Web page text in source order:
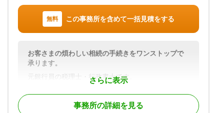
組んでおります。
対応地域
町
対応業務
遺言書 / 遺産分割 / 相続財産調査 / 相続手続き / 銀行
手続き / 戸籍収集 / 相続人調査
電話相談可 / 訪問可 / 土日相談可 / 初回相談無料 / 18
無料 この事務所を含めて一括見積をする
さらに表示
お客さまの煩わしい相続の手続きをワンストップで
承ります。
元銀行員の税理士・行政書士です。
相続の手続きが終了するまで、お客さまが安心して
過ごせるお手伝いをさせていただきます。
事務所の詳細を見る